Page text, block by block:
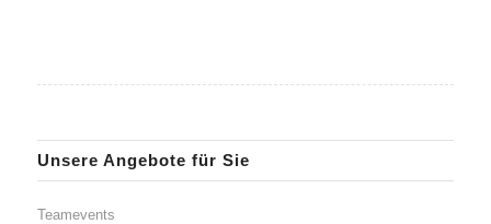
Unsere Angebote für Sie
Teamevents